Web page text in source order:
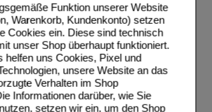
Funktion unserer Website
Warenkorb, Kundenkonto) setzen
Cookies ein. Diese sind technisch
unser Shop überhaupt funktioniert.
helfen uns Cookies, Pixel und
unsere Website an das
Verhalten im Shop
Informationen darüber, wie Sie
setzen wir ein, um den Shop